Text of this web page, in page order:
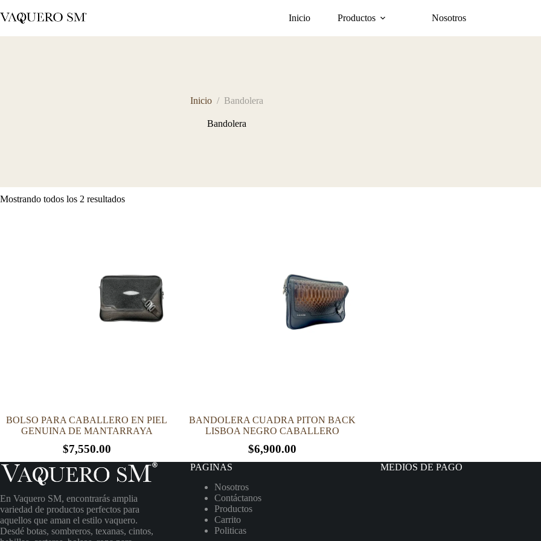
al
contenido
Inicio Productos Nosotros
Inicio / Bandolera
Bandolera
Mostrando todos los 2 resultadosSorted
BOLSO PARA CABALLERO EN PIEL
GENUINA DE MANTARRAYA
$7,550.00
BANDOLERA CUADRA PITON BACK
LISBOA NEGRO CABALLERO
$6,900.00
En Vaquero SM, encontrarás amplia
variedad de productos perfectos para
aquellos que aman el estilo vaquero.
Desdé botas, sombreros, texanas, cintos,
PAGINAS
Nosotros
Contáctanos
Productos
Carrito
Politicas
MEDIOS DE PAGO